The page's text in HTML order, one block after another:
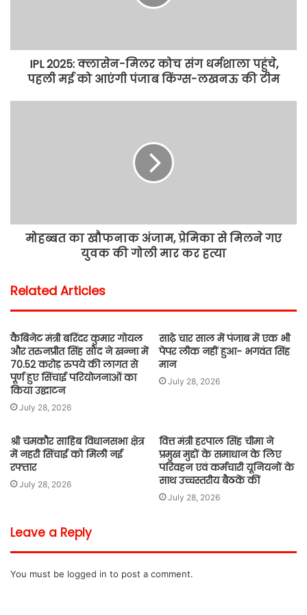
IPL 2025: क्लासेन-मिलर कोच संग धर्मशाला पहुंचे,
पहली मई को आएंगी पंजाब किंग्स-लखनऊ की टीम
मोहब्बत का खौफनाक अंजाम, प्रेमिका से मिलने गए
युवक की गोली मार कर हत्या
Related Articles
कैबिनेट मंत्री बरिंदर कुमार गोयल
और तरुनप्रीत सिंह सौंद ने खन्ना में
70.52 करोड़ रुपये की लागत से
पूर्ण हुए सिंचाई परियोजनाओं का
किया उद्घाटन
July 28, 2026
साढ़े चार साल में पंजाब में एक भी
पेपर लीक नहीं हुआ- भगवंत सिंह
मान
July 28, 2026
श्री चमकौर साहिब विधानसभा क्षेत्र
में नहरी सिंचाई को मिली नई
रफ्तार
July 28, 2026
वित्त मंत्री हरपाल सिंह चीमा ने
प्रमुख मुद्दों के समाधान के लिए
परिवहन एवं कर्मचारी यूनियनों के
साथ उच्चस्तरीय बैठकें कीं
July 28, 2026
Leave a Reply
You must be logged in to post a comment.